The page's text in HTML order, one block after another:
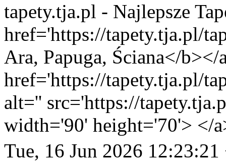
tapety.tja.pl - Najlepsze
href='https://tapety.tja.pl/
Ara, Papuga, Ściana</
href='https://tapety.tja.pl/
alt='' src='https://
width='90' height='70'> </
Tue, 16 Jun 2026 12:23:21